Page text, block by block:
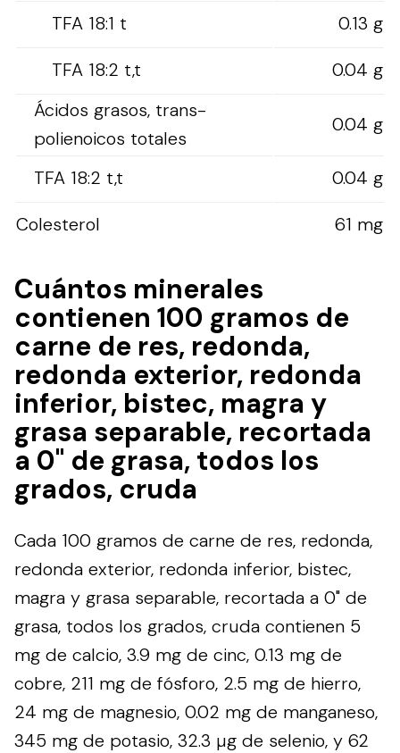
TFA 18:1 t
0.13 g
TFA 18:2 t,t
0.04 g
Ácidos grasos, trans-
polienoicos totales
0.04 g
TFA 18:2 t,t
0.04 g
Colesterol
61 mg
Cuántos minerales
contienen 100 gramos de
carne de res, redonda,
redonda exterior, redonda
inferior, bistec, magra y
grasa separable, recortada
a 0" de grasa, todos los
grados, cruda
Cada 100 gramos de carne de res, redonda,
redonda exterior, redonda inferior, bistec,
magra y grasa separable, recortada a 0" de
grasa, todos los grados, cruda contienen 5
mg de calcio, 3.9 mg de cinc, 0.13 mg de
cobre, 211 mg de fósforo, 2.5 mg de hierro,
24 mg de magnesio, 0.02 mg de manganeso,
345 mg de potasio, 32.3 µg de selenio, y 62